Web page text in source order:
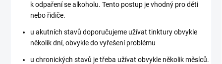
k odpaření se alkoholu. Tento postup je vhodný pro děti
nebo řidiče.
u akutních stavů doporučujeme užívat tinktury obvykle
několik dní, obvykle do vyřešení problému
u chronických stavů je třeba užívat obvykle několik měsíců.